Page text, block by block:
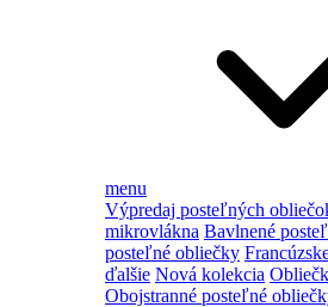
menu
Výpredaj posteľných
mikrovlákna Bavlnené
posteľné obliečky
ďalšie Nová kolekcia
Obojstranné posteľné